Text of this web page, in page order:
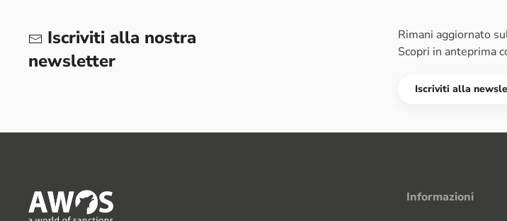
Iscriviti alla nostra
newsletter
Rimani aggiornato
Scopri in anteprima
Iscriviti alla
Informazioni